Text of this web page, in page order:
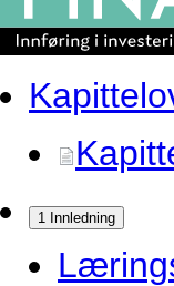
1 Innledning